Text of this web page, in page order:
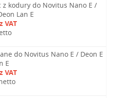
z kodury do Novitus Nano E /
Lan E
VAT
do Novitus Nano E / Deon E
E
VAT